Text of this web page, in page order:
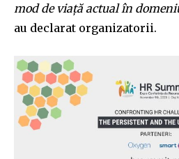
mod de viață actual în
au declarat organizatorii.